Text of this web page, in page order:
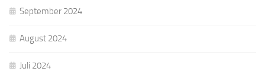
September 2024
August 2024
Juli 2024